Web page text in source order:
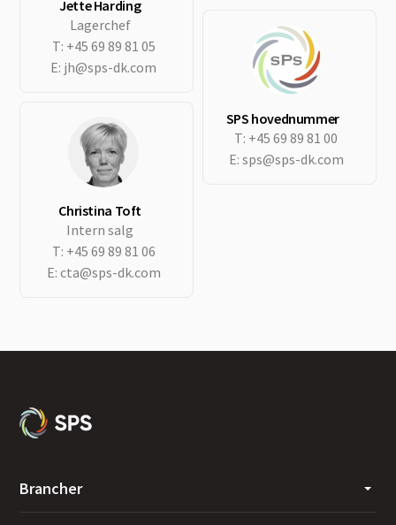
Jette Harding
Lagerchef
T: +45 69 89 81 05
E: jh@sps-dk.com
Christina Toft
Intern salg
T: +45 69 89 81 06
E: cta@sps-dk.com
SPS hovednummer
T: +45 69 89 81 00
E: sps@sps-dk.com
Brancher